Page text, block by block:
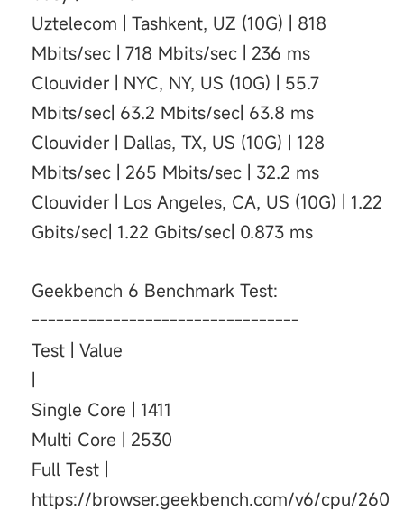
Uztelecom | Tashkent, UZ (10G) | 818
Mbits/sec | 718 Mbits/sec | 236 ms
Clouvider | NYC, NY, US (10G) | 55.7
Mbits/sec| 63.2 Mbits/sec| 63.8 ms
Clouvider | Dallas, TX, US (10G) | 128
Mbits/sec | 265 Mbits/sec | 32.2 ms
Clouvider | Los Angeles, CA, US (10G) | 1.22
Gbits/sec| 1.22 Gbits/sec| 0.873 ms
Geekbench 6 Benchmark Test:
---------------------------------
Test | Value
|
Single Core | 1411
Multi Core | 2530
Full Test |
https://browser.geekbench.com/v6/cpu/260